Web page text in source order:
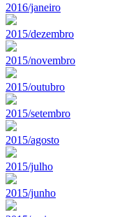
2016/janeiro
2015/dezembro
2015/novembro
2015/outubro
2015/setembro
2015/agosto
2015/julho
2015/junho